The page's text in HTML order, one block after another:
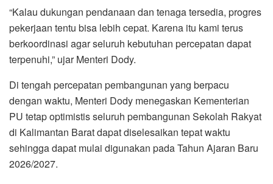
“Kalau dukungan pendanaan dan tenaga tersedia, progres
pekerjaan tentu bisa lebih cepat. Karena itu kami terus
berkoordinasi agar seluruh kebutuhan percepatan dapat
terpenuhi,” ujar Menteri Dody.
Di tengah percepatan pembangunan yang berpacu
dengan waktu, Menteri Dody menegaskan Kementerian
PU tetap optimistis seluruh pembangunan Sekolah Rakyat
di Kalimantan Barat dapat diselesaikan tepat waktu
sehingga dapat mulai digunakan pada Tahun Ajaran Baru
2026/2027.